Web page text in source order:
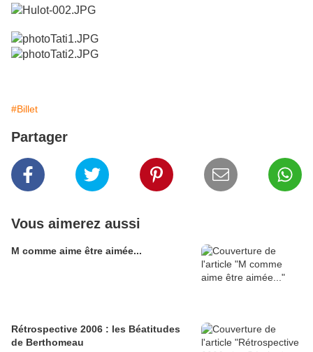
#Billet
Partager
Vous aimerez aussi
M comme aime être aimée...
Rétrospective 2006 : les Béatitudes
de Berthomeau